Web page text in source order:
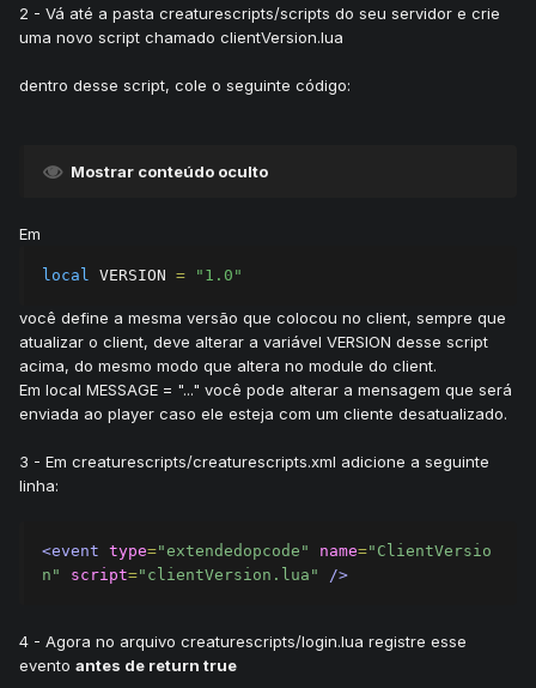
2 - Vá até a pasta creaturescripts/scripts do seu servidor e crie
uma novo script chamado clientVersion.lua
dentro desse script, cole o seguinte código:
Mostrar conteúdo oculto
Em
local VERSION = "1.0"
você define a mesma versão que colocou no client, sempre que
atualizar o client, deve alterar a variável VERSION desse script
acima, do mesmo modo que altera no module do client.
Em local MESSAGE = "..." você pode alterar a mensagem que será
enviada ao player caso ele esteja com um cliente desatualizado.
3 - Em creaturescripts/creaturescripts.xml adicione a seguinte
linha:
<event type="extendedopcode" name="ClientVersio
n"
script="clientVersion.lua" />
4 - Agora no arquivo creaturescripts/login.lua registre esse
evento antes de return true